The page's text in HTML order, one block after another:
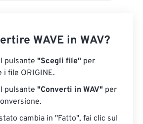
WAVE in WAV?
pulsante "Scegli file" per
i file ORIGINE.
pulsante "Converti in WAV" per
cambia in "Fatto", fai clic sul